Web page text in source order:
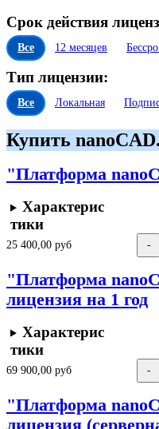
Срок действия
Все 12 месяцев
Тип лицензии:
Все Локальная
Купить
"Платформа
Характерис
тики
25 400,00 руб
"Платформа
лицензия на 1 год
Характерис
тики
69 900,00 руб
"Платформа
лицензия